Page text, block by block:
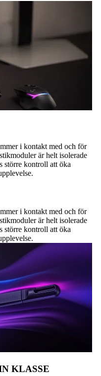
i kontakt med och för
är helt isolerade
större kontroll att öka
i kontakt med och för
är helt isolerade
större kontroll att öka
KLASSE